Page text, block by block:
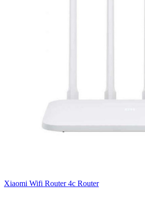
Xiaomi Wifi Router 4c Router